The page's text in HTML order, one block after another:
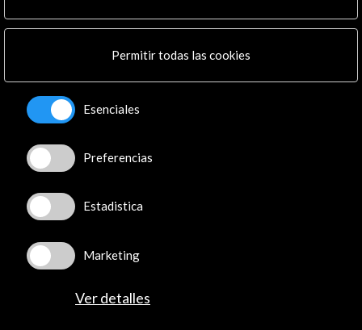
Boletín digital
Conecta
(Twitter)
LinkedIn
Facebook
Youtube
Spotify
TikTok
Permitir todas las cookies
Esenciales
Preferencias
Estadistica
Marketing
Ver detalles